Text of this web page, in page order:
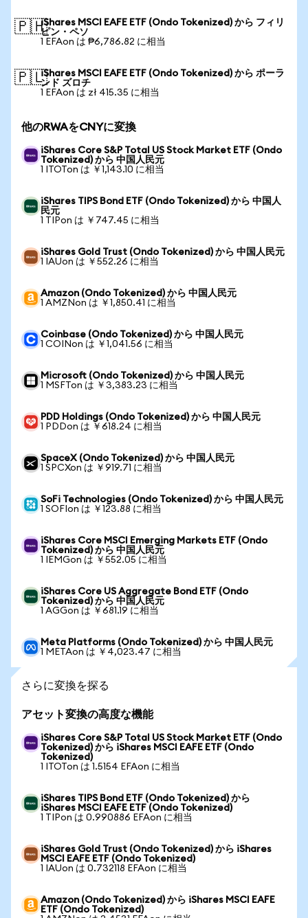
🇵🇭iShares MSCI EAFE ETF (Ondo Tokenized) から フィリ
ピン・ペソ
1 EFAon は ₱6,786.82 に相当
🇵🇱iShares MSCI EAFE ETF (Ondo Tokenized) から ポーラ
ンド ズロチ
1 EFAon は zł 415.35 に相当
他のRWAをCNYに変換
iShares Core S&P Total US Stock Market ETF (Ondo
Tokenized) から 中国人民元
1 ITOTon は ￥1,143.10 に相当
iShares TIPS Bond ETF (Ondo Tokenized) から 中国人
民元
1 TIPon は ￥747.45 に相当
iShares Gold Trust (Ondo Tokenized) から 中国人民元
1 IAUon は ￥552.26 に相当
Amazon (Ondo Tokenized) から 中国人民元
1 AMZNon は ￥1,850.41 に相当
Coinbase (Ondo Tokenized) から 中国人民元
1 COINon は ￥1,041.56 に相当
Microsoft (Ondo Tokenized) から 中国人民元
1 MSFTon は ￥3,383.23 に相当
PDD Holdings (Ondo Tokenized) から 中国人民元
1 PDDon は ￥618.24 に相当
SpaceX (Ondo Tokenized) から 中国人民元
1 SPCXon は ￥919.71 に相当
SoFi Technologies (Ondo Tokenized) から 中国人民元
1 SOFIon は ￥123.88 に相当
iShares Core MSCI Emerging Markets ETF (Ondo
Tokenized) から 中国人民元
1 IEMGon は ￥552.05 に相当
iShares Core US Aggregate Bond ETF (Ondo
Tokenized) から 中国人民元
1 AGGon は ￥681.19 に相当
Meta Platforms (Ondo Tokenized) から 中国人民元
1 METAon は ￥4,023.47 に相当
さらに変換を探る
アセット変換の高度な機能
iShares Core S&P Total US Stock Market ETF (Ondo
Tokenized) から iShares MSCI EAFE ETF (Ondo
Tokenized)
1 ITOTon は 1.5154 EFAon に相当
iShares TIPS Bond ETF (Ondo Tokenized) から
iShares MSCI EAFE ETF (Ondo Tokenized)
1 TIPon は 0.990886 EFAon に相当
iShares Gold Trust (Ondo Tokenized) から iShares
MSCI EAFE ETF (Ondo Tokenized)
1 IAUon は 0.732118 EFAon に相当
Amazon (Ondo Tokenized) から iShares MSCI EAFE
ETF (Ondo Tokenized)